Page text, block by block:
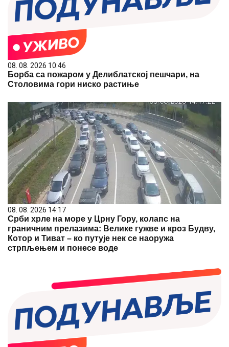
08. 08. 2026 10:46
Борба са пожаром у Делиблатској пешчари, на
Столовима гори ниско растиње
08. 08. 2026 14:17
Срби хрле на море у Црну Гору, колапс на
граничним прелазима: Велике гужве и кроз Будву,
Котор и Тиват – ко путује нек се наоружа
стрпљењем и понесе воде